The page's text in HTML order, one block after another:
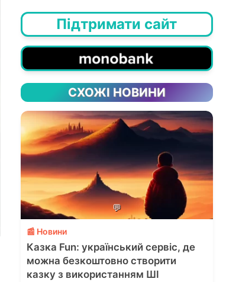
Підтримати сайт
СХОЖІ НОВИНИ
💬
📰 Новини
Казка Fun: український сервіс, де
можна безкоштовно створити
казку з використанням ШІ